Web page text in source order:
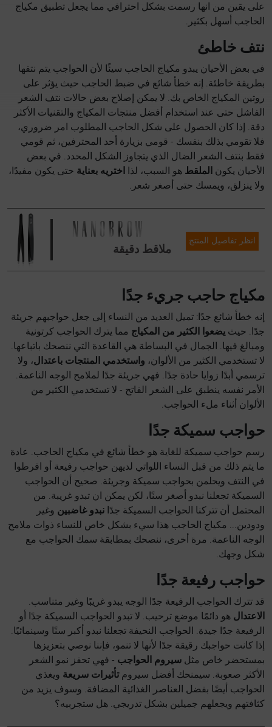
على يقين من انها رسمت بشكل احترافي مما يجعل تطبيق مكياج
الحاجب أسهل بكثير.
نتف خاطئ
في بعض الأحيان يبدو مكياج الحاجب سيئًا لأن الحواجب يتم نتفها
بطريقة خاطئة. إنه خطأ شائع في ضبط الحاجب حيث يؤثر على
روتين المكياج الخاص بك. لا يمكن إصلاح بعض حالات نتف الشعر
الفاشل حتى عند استخدام أفضل منتجات المكياج والتقنيات الأكثر
دقة. إذا كان الحصول على شكل الحاجب المطلوب امر ضروري،
فلا تقومي بذلك بنفسك - قومي بزيارة أحد المحترفين، ثم قومي
فقط بنتف الشعر الضال الذي يتجاوز الشكل المحدد. في بعض
الأحيان يكون الملقط هو السبب، لذا اختريه بعناية حتى يكون مفيدًا،
ولا ينزلق، ويمسك حتى أصغر شعر.
ملاقط دقيقة
انظر تفاصيل المنتج
مكياج حاجب جريء جدًا
إنه خطأ شائع جدًا: تميل العديد من النساء إلى جعل حواجبهم جريئة
جدًا. حيث يضعوا الكثير من المكياج مما يترك الحواجب كرتونية
ومبالغ فيها. الجمال في البساطة هي القاعدة التي ننصحك باتباعها.
لا تستخدمي الكثير من الألوان، واستخدمي المنتجات باعتدال، ولا
ترسمي أبدًا زوايا حادة جدًا. فهي جريئة جدًا لملامح الوجه الناعمة.
الأمر نفسه ينطبق على الشعر الفاتح - لا تستخدمي الكثير من
الألوان أثناء ملء الحواجب.
حواجب سميكة جدًا
رسم حواجب سميكة للغاية هو خطأ شائع في مكياج الحاجب. عادة
ما يتم ذلك من قبل النساء اللواتي لديهن حواجب رفيعة أو افرطوا
في النتف ويحلمن بحواجب سميكة وجريئة. صحيح أن الحواجب
السميكة تجعلنا نبدو أصغر سنًا، لكن يمكن ان تبدو غريبة. من
المحتمل أن تتركنا الحواجب السميكة جدًا نبدو غاضبين وغير
ودودين... مكياج الحاجب هذا سيء بشكل خاص للنساء ذوات ملامح
الوجه الناعمة. مرة أخرى، ننصحك بمطابقة سمك الحواجب مع
شكل وجهك.
حواجب رفيعة جدًا
قد تترك الحواجب الرفيعة جدًا الوجه يبدو غريبًا وغير متناسب.
الاعتدال هو دائمًا موضع ترحيب. لا تبدو الحواجب السميكة جدًا أو
الرفيعة جدًا جيدة. الحواجب النحيفة تجعلنا نبدو أكبر سنًا وسينمائيًا.
إذا كانت حواجبك رقيقة جدًا لأنها لا تنمو، فإننا نوصي بتعزيزها
بمستحضر خاص مثل سيروم الحواجب - فهي تحفز نمو الشعر
الأكثر صعوبة. سيمنحك أفضل سيرومتأثيرات سريعة ويغذي
الحواجب أيضًا بفضل العناصر الغذائية المضافة. وسوف يزيد من
كثافتهم ويجعلهم جميلين بشكل تدريجي. هل ستجربيه؟